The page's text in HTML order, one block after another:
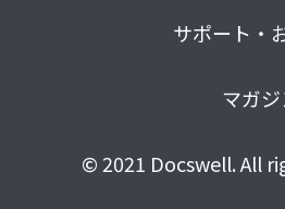
サポート・
マガ
© 2021 Docswell. All